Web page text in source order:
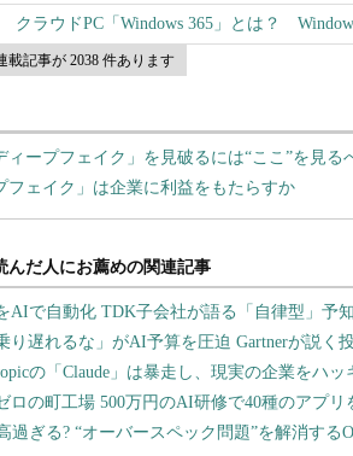
クラウドPC「Windows 365」とは？
載記事が 2038 件あります
ィープフェイク」を見破るには“ここ”を見る
フェイク」は企業に利益をもたらすか